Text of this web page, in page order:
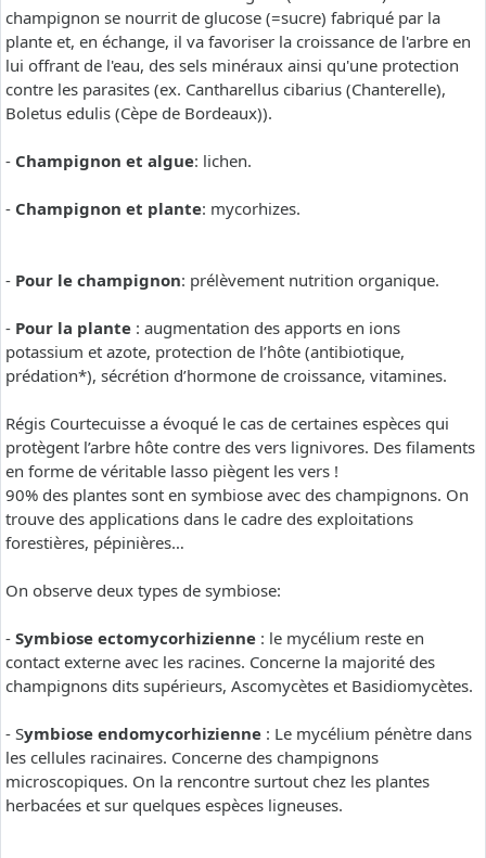
champignon se nourrit de glucose (=sucre) fabriqué par la
plante et, en échange, il va favoriser la croissance de l'arbre en
lui offrant de l'eau, des sels minéraux ainsi qu'une protection
contre les parasites (ex. Cantharellus cibarius (Chanterelle),
Boletus edulis (Cèpe de Bordeaux)).
- Champignon et algue: lichen.
- Champignon et plante: mycorhizes.
- Pour le champignon: prélèvement nutrition organique.
- Pour la plante : augmentation des apports en ions
potassium et azote, protection de l’hôte (antibiotique,
prédation*), sécrétion d’hormone de croissance, vitamines.
Régis Courtecuisse a évoqué le cas de certaines espèces qui
protègent l’arbre hôte contre des vers lignivores. Des filaments
en forme de véritable lasso piègent les vers !
90% des plantes sont en symbiose avec des champignons. On
trouve des applications dans le cadre des exploitations
forestières, pépinières…
On observe deux types de symbiose:
- Symbiose ectomycorhizienne : le mycélium reste en
contact externe avec les racines. Concerne la majorité des
champignons dits supérieurs, Ascomycètes et Basidiomycètes.
- Symbiose endomycorhizienne : Le mycélium pénètre dans
les cellules racinaires. Concerne des champignons
microscopiques. On la rencontre surtout chez les plantes
herbacées et sur quelques espèces ligneuses.